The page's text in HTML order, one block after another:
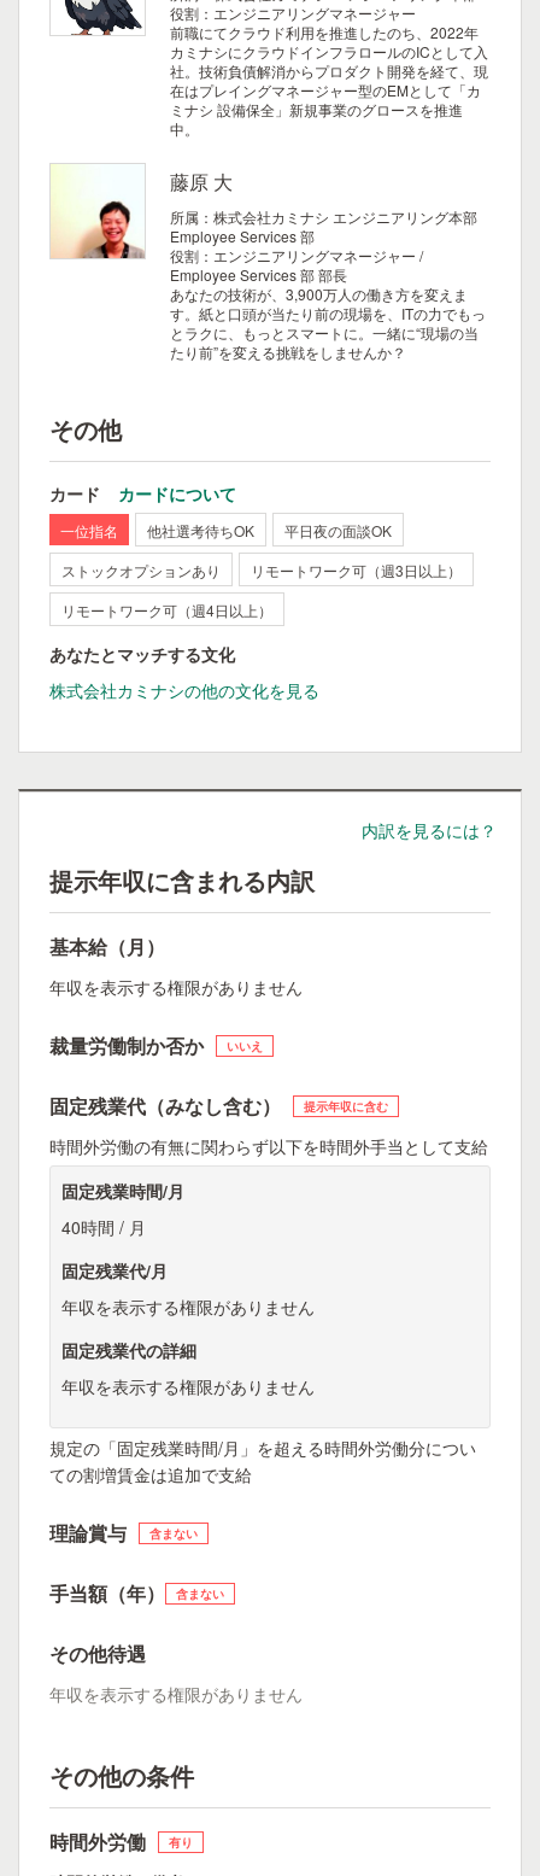
役割：エンジニアリングマネージャー
前職にてクラウド利用を推進したのち、2022年
カミナシにクラウドインフラロールのICとして入
社。技術負債解消からプロダクト開発を経て、現
在はプレイングマネージャー型のEMとして「カ
ミナシ 設備保全」新規事業のグロースを推進
中。
藤原 大
所属：株式会社カミナシ エンジニアリング本部
Employee Services 部
役割：エンジニアリングマネージャー /
Employee Services 部 部長
あなたの技術が、3,900万人の働き方を変えま
す。紙と口頭が当たり前の現場を、ITの力でもっ
とラクに、もっとスマートに。一緒に“現場の当
たり前”を変える挑戦をしませんか？
その他
カード カードについて
一位指名 他社選考待ちOK
平日夜の面談OK
ストックオプションあり
リモートワーク可（週3日以上）
リモートワーク可（週4日以上）
あなたとマッチする文化
株式会社カミナシの他の文化を見る
内訳を見るには？
提示年収に含まれる内訳
基本給（月）
年収を表示する権限がありません
裁量労働制か否か いいえ
固定残業代（みなし含む） 提示年収に含む
時間外労働の有無に関わらず以下を時間外手当として支給
固定残業時間/月
40時間 / 月
固定残業代/月
年収を表示する権限がありません
固定残業代の詳細
年収を表示する権限がありません
規定の「固定残業時間/月」を超える時間外労働分につい
ての割増賃金は追加で支給
理論賞与 含まない
手当額（年） 含まない
その他待遇
年収を表示する権限がありません
その他の条件
時間外労働 有り